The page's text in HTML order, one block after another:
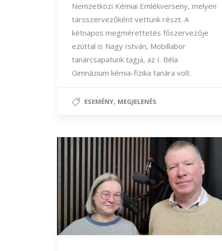
Nemzetközi Kémiai Emlékverseny, melyen
társszervezőként vettünk részt. A
kétnapos megmérettetés főszervezője
ezúttal is Nagy István, Mobillabor
tanárcsapatunk tagja, az I. Béla
Gimnázium kémia-fizika tanára volt.
ESEMÉNY, MEGJELENÉS